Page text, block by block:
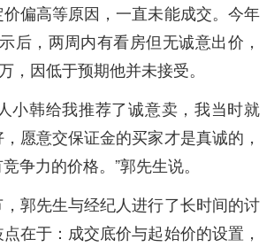
价偏高等原因，一直未能成交。今年
后，两周内有看房但无诚意出价，
，因低于预期他并未接受。
韩给我推荐了诚意卖，我当时就
愿意交保证金的买家才是真诚的，
争力的价格。”郭先生说。
先生与经纪人进行了长时间的讨
在于：成交底价与起始价的设置，